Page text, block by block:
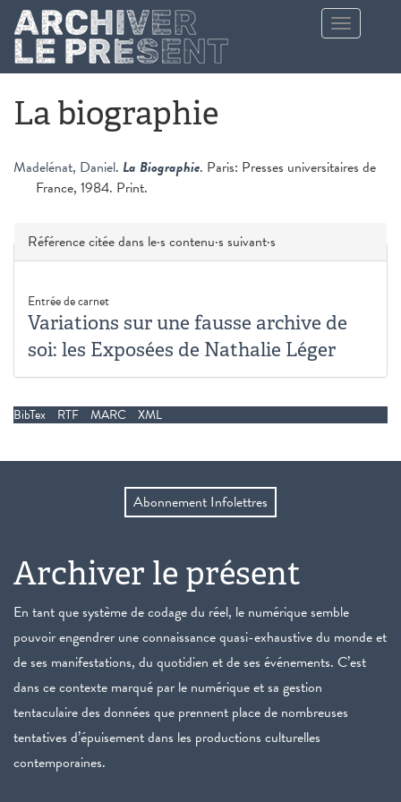
Aller au contenu principal
Toggle
navigation
La biographie
Madelénat, Daniel. La Biographie. Paris: Presses universitaires de
France, 1984. Print.
Masquer
Référence citée dans le·s contenu·s suivant·s
Entrée de carnet
Variations sur une fausse archive de
soi: les Exposées de Nathalie Léger
BibTex RTF MARC XML
Abonnement Infolettres
Archiver le présent
En tant que système de codage du réel, le numérique semble
pouvoir engendrer une connaissance quasi-exhaustive du monde et
de ses manifestations, du quotidien et de ses événements. C’est
dans ce contexte marqué par le numérique et sa gestion
tentaculaire des données que prennent place de nombreuses
tentatives d’épuisement dans les productions culturelles
contemporaines.